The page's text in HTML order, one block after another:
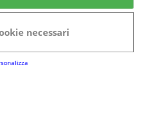
Alimenti e bevande
Animali
necessari